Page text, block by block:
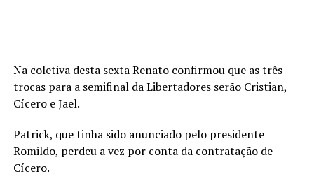
Na coletiva desta sexta Renato confirmou que as três
trocas para a semifinal da Libertadores serão Cristian,
Cícero e Jael.
Patrick, que tinha sido anunciado pelo presidente
Romildo, perdeu a vez por conta da contratação de
Cícero.